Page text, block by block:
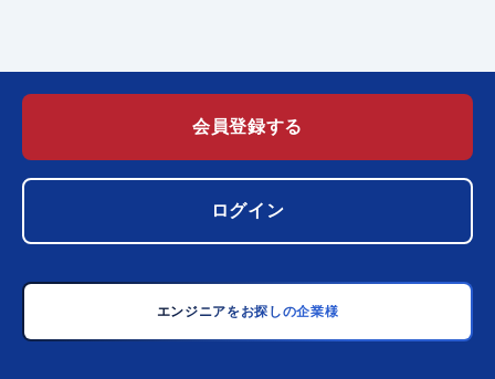
会員登録する
ログイン
エンジニアをお探しの企業様